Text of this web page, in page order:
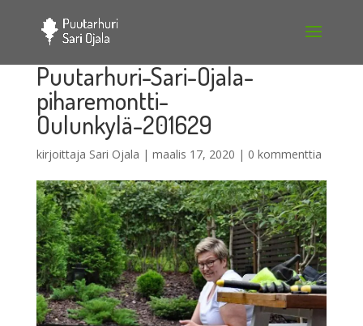
Puutarhuri-Sari-Ojala-
piharemontti-
Oulunkylä-201629
kirjoittaja Sari Ojala | maalis 17, 2020 | 0 kommenttia